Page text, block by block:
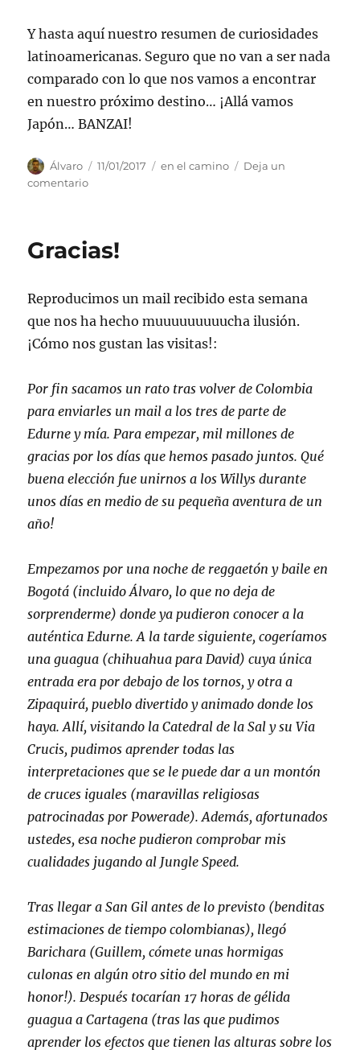
Y hasta aquí nuestro resumen de curiosidades
latinoamericanas. Seguro que no van a ser nada
comparado con lo que nos vamos a encontrar
en nuestro próximo destino… ¡Allá vamos
Japón… BANZAI!
Autor
Álvaro
Publicado
11/01/2017 Categorías
en el camino
Deja un
comentarioen
idiosincrasia
Gracias!
Reproducimos un mail recibido esta semana
que nos ha hecho muuuuuuuuucha ilusión.
¡Cómo nos gustan las visitas!:
Por fin sacamos un rato tras volver de Colombia
para enviarles un mail a los tres de parte de
Edurne y mía. Para empezar, mil millones de
gracias por los días que hemos pasado juntos. Qué
buena elección fue unirnos a los Willys durante
unos días en medio de su pequeña aventura de un
año!
Empezamos por una noche de reggaetón y baile en
Bogotá (incluido Álvaro, lo que no deja de
sorprenderme) donde ya pudieron conocer a la
auténtica Edurne. A la tarde siguiente, cogeríamos
una guagua (chihuahua para David) cuya única
entrada era por debajo de los tornos, y otra a
Zipaquirá, pueblo divertido y animado donde los
haya. Allí, visitando la Catedral de la Sal y su Via
Crucis, pudimos aprender todas las
interpretaciones que se le puede dar a un montón
de cruces iguales (maravillas religiosas
patrocinadas por Powerade). Además, afortunados
ustedes, esa noche pudieron comprobar mis
cualidades jugando al Jungle Speed.
Tras llegar a San Gil antes de lo previsto (benditas
estimaciones de tiempo colombianas), llegó
Barichara (Guillem, cómete unas hormigas
culonas en algún otro sitio del mundo en mi
honor!). Después tocarían 17 horas de gélida
guagua a Cartagena (tras las que pudimos
aprender los efectos que tienen las alturas sobre los